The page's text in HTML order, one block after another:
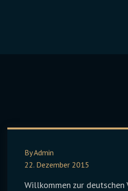
By Admin
22. Dezember 2015
Willkommen zur deutschen